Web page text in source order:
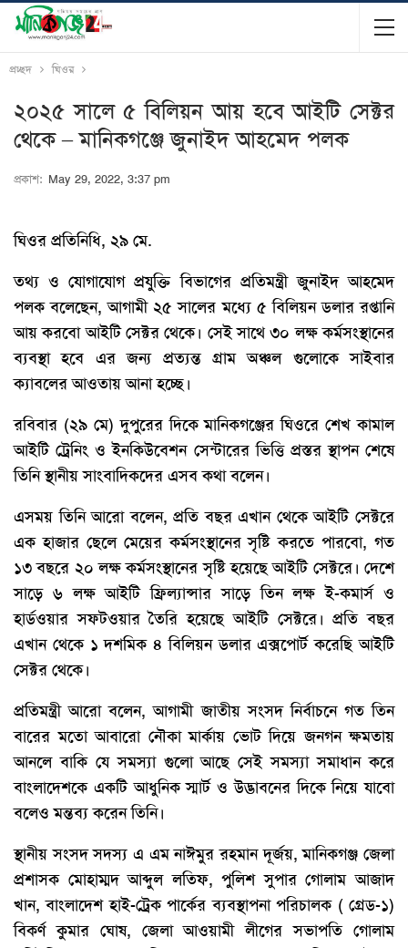
প্রচ্ছদ ঘিওর
২০২৫ সালে ৫ বিলিয়ন আয় হবে আইটি সেক্টর
থেকে – মানিকগঞ্জে জুনাইদ আহমেদ পলক
প্রকাশ: May 29, 2022, 3:37 pm
ঘিওর প্রতিনিধি, ২৯ মে.
তথ্য ও যোগাযোগ প্রযুক্তি বিভাগের প্রতিমন্ত্রী জুনাইদ আহমেদ
পলক বলেছেন, আগামী ২৫ সালের মধ্যে ৫ বিলিয়ন ডলার রপ্তানি
আয় করবো আইটি সেক্টর থেকে। সেই সাথে ৩০ লক্ষ কর্মসংস্থানের
ব্যবস্থা হবে এর জন্য প্রত্যন্ত গ্রাম অঞ্চল গুলোকে সাইবার
ক্যাবলের আওতায় আনা হচ্ছে।
রবিবার (২৯ মে) দুপুরের দিকে মানিকগঞ্জের ঘিওরে শেখ কামাল
আইটি ট্রেনিং ও ইনকিউবেশন সেন্টারের ভিত্তি প্রস্তর স্থাপন শেষে
তিনি স্থানীয় সাংবাদিকদের এসব কথা বলেন।
এসময় তিনি আরো বলেন, প্রতি বছর এখান থেকে আইটি সেক্টরে
এক হাজার ছেলে মেয়ের কর্মসংস্থানের সৃষ্টি করতে পারবো, গত
১৩ বছরে ২০ লক্ষ কর্মসংস্থানের সৃষ্টি হয়েছে আইটি সেক্টরে। দেশে
সাড়ে ৬ লক্ষ আইটি ফ্রিল্যান্সার সাড়ে তিন লক্ষ ই-কমার্স ও
হার্ডওয়ার সফটওয়ার তৈরি হয়েছে আইটি সেক্টরে। প্রতি বছর
এখান থেকে ১ দশমিক ৪ বিলিয়ন ডলার এক্সপোর্ট করেছি আইটি
সেক্টর থেকে।
প্রতিমন্ত্রী আরো বলেন, আগামী জাতীয় সংসদ নির্বাচনে গত তিন
বারের মতো আবারো নৌকা মার্কায় ভোট দিয়ে জনগন ক্ষমতায়
আনলে বাকি যে সমস্যা গুলো আছে সেই সমস্যা সমাধান করে
বাংলাদেশকে একটি আধুনিক স্মার্ট ও উদ্ভাবনের দিকে নিয়ে যাবো
বলেও মন্তব্য করেন তিনি।
স্থানীয় সংসদ সদস্য এ এম নাঈমুর রহমান দূর্জয়, মানিকগঞ্জ জেলা
প্রশাসক মোহাম্মদ আব্দুল লতিফ, পুলিশ সুপার গোলাম আজাদ
খান, বাংলাদেশ হাই-ট্রেক পার্কের ব্যবস্থাপনা পরিচালক ( গ্রেড-১)
বিকর্ণ কুমার ঘোষ, জেলা আওয়ামী লীগের সভাপতি গোলাম